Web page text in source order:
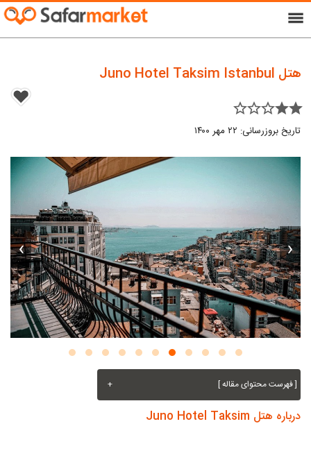
menu
هتل Juno Hotel Taksim Istanbul
star_border star_border star_border star star
تاریخ بروزرسانی: ۲۲ مهر ۱۴۰۰
‹
›
[ فهرست محتوای مقاله ] +
درباره هتل Juno Hotel Taksim